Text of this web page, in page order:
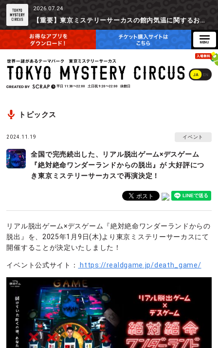
2026.07.24
【重要】東京ミステリーサーカスの館内気温に関するお詫びとご参加辞退時の返金対応について
JA EN
平日 11:30〜22:00 土日祝 9:20〜22:00 休館日
トピックス
2024.11.19 イベント
全国で完売続出した、リアル脱出ゲーム×デスゲーム
『絶対絶命ワンダーランドからの脱出』が 大好評につ
き東京ミステリーサーカスで再演決定！
リアル脱出ゲーム×デスゲーム『絶対絶命ワンダーランドからの
脱出』を、2025年1月9日(木)より東京ミステリーサーカスにて
開催することが決定いたしました！
イベント公式サイト： https://realdgame.jp/death_game/